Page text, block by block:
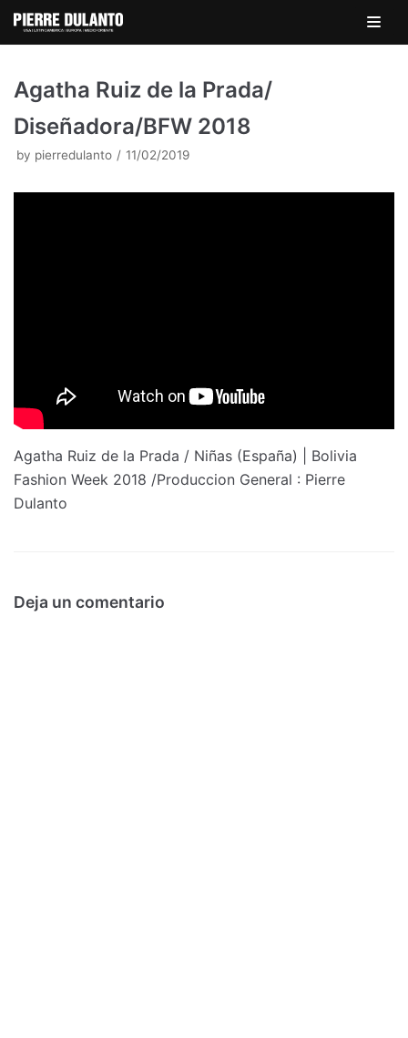
Skip
to
Agatha Ruiz de la Prada/
Diseñadora/BFW 2018
by pierredulanto 11/02/2019
Agatha Ruiz de la Prada / Niñas (España) | Bolivia
Fashion Week 2018 /Produccion General : Pierre
Dulanto
Deja un comentario